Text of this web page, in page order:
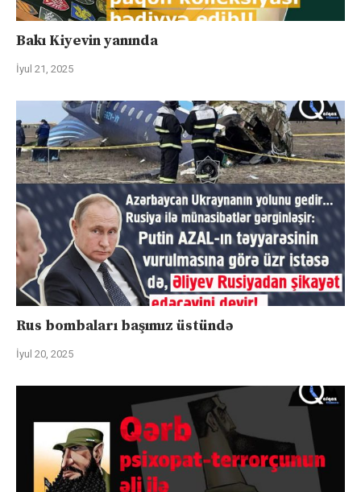
Bakı Kiyevin yanında
İyul 21, 2025
Rus bombaları başımız üstündə
İyul 20, 2025